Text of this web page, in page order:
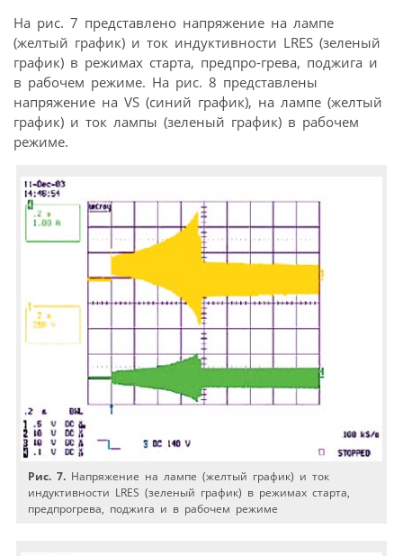
На рис. 7 представлено напряжение на лампе
(желтый график) и ток индуктивности LRES (зеленый
график) в режимах старта, предпро-грева, поджига и
в рабочем режиме. На рис. 8 представлены
напряжение на VS (синий график), на лампе (желтый
график) и ток лампы (зеленый график) в рабочем
режиме.
Рис. 7. Напряжение на лампе (желтый график) и ток
индуктивности LRES (зеленый график) в режимах старта,
предпрогрева, поджига и в рабочем режиме